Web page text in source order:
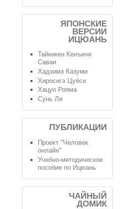
ЯПОНСКИЕ
ВЕРСИИ
ИЦЮАНЬ
Тайкикен Кенъичи
Саваи
Хадзимэ Казуми
Хиросигэ Цуёси
Хацуо Рояма
Сунь Ли
ПУБЛИКАЦИИ
Проект "Человек
онлайн"
Учебно-методическое
пособие по Ицюань
ЧАЙНЫЙ
ДОМИК